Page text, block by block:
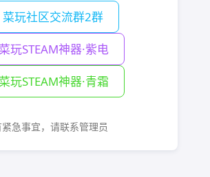
菜玩社区交流群2群
菜玩STEAM神器·紫电
菜玩STEAM神器·青霜
急事宜，请联系管理员